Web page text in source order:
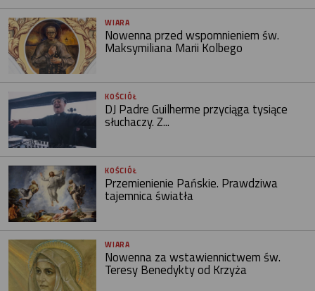
WIARA
Nowenna przed wspomnieniem św.
Maksymiliana Marii Kolbego
KOŚCIÓŁ
DJ Padre Guilherme przyciąga tysiące
słuchaczy. Z...
KOŚCIÓŁ
Przemienienie Pańskie. Prawdziwa
tajemnica światła
WIARA
Nowenna za wstawiennictwem św.
Teresy Benedykty od Krzyża